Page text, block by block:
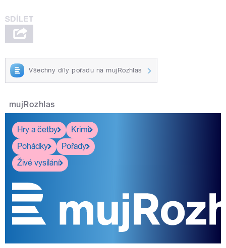
pause
Všechny díly pořadu na mujRozhlas
mujRozhlas
Hry a četby
Krimi
Pohádky
Pořady
Živé vysílání